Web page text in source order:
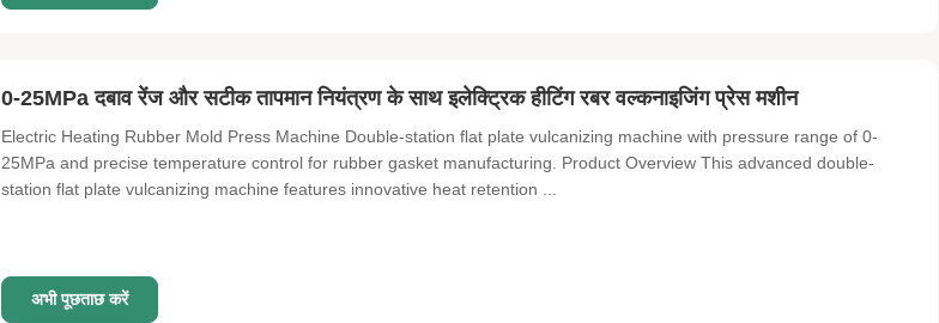
0-25MPa दबाव रेंज और सटीक तापमान नियंत्रण के साथ इलेक्ट्रिक हीटिंग रबर वल्कनाइजिंग प्रेस मशीन
Electric Heating Rubber Mold Press Machine Double-station flat plate vulcanizing machine with pressure range of 0-
25MPa and precise temperature control for rubber gasket manufacturing. Product Overview This advanced double-
station flat plate vulcanizing machine features innovative heat retention ...
अभी पूछताछ करें